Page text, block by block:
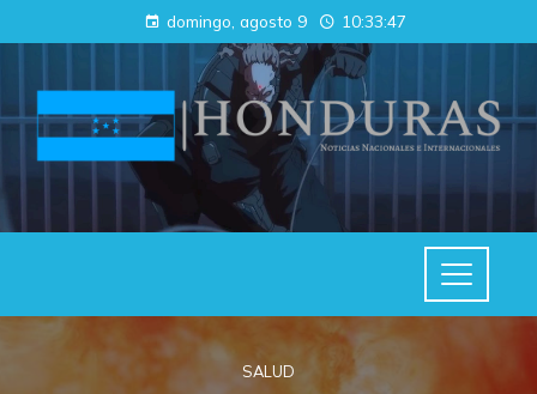
domingo, agosto 9 10:33:47
SALUD